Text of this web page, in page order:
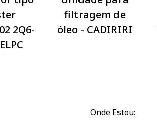
2Q6-
filtragem de
óleo - CADIRIRI
Onde Estou: